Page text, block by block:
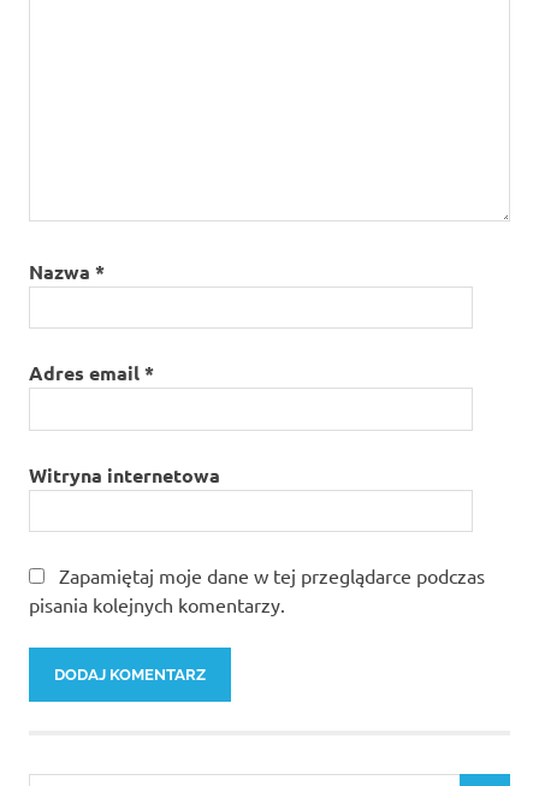
Nazwa *
Adres email*
Witryna internetowa
Zapamiętaj moje dane w tej przeglądarce podczas
pisania kolejnych komentarzy.